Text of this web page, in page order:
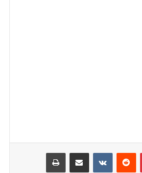
بينتيريست